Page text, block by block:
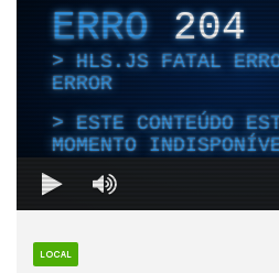
ERRO204
HLS.JS FATAL
ERROR
ESTE CONTEÚDO
MOMENTO
LOCAL